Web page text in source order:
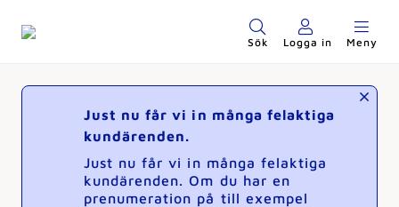
Sök Logga in Meny
Just nu får vi in många felaktiga
kundärenden.
Just nu får vi in många felaktiga
kundärenden. Om du har en
prenumeration på till exempel